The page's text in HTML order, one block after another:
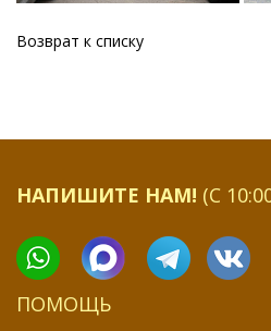
Возврат к списку
НАПИШИТЕ НАМ! (С
ПОМОЩЬ